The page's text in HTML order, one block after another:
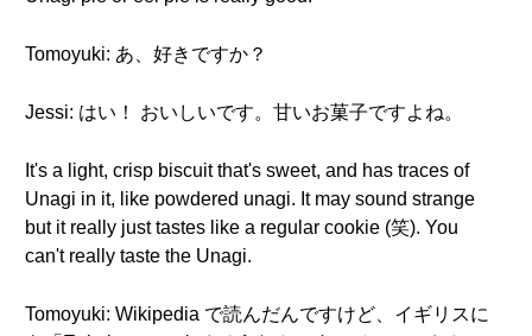
Tomoyuki: あ、好きですか？
Jessi: はい！ おいしいです。甘いお菓子ですよね。
It's a light, crisp biscuit that's sweet, and has traces of
Unagi in it, like powdered unagi. It may sound strange
but it really just tastes like a regular cookie (笑). You
can't really taste the Unagi.
Tomoyuki: Wikipedia で読んだんですけど、イギリスに